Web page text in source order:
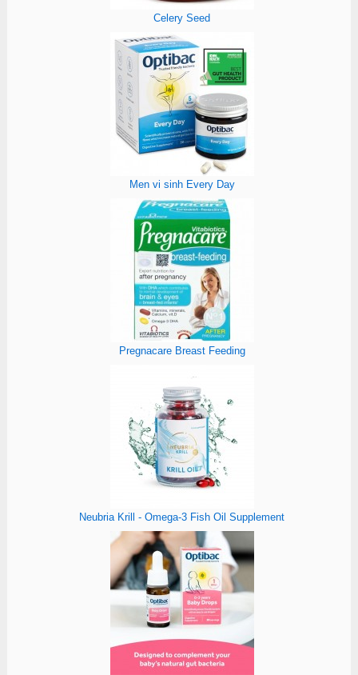
Celery Seed
Men vi sinh Every Day
Pregnacare Breast Feeding
Neubria Krill - Omega-3 Fish Oil Supplement